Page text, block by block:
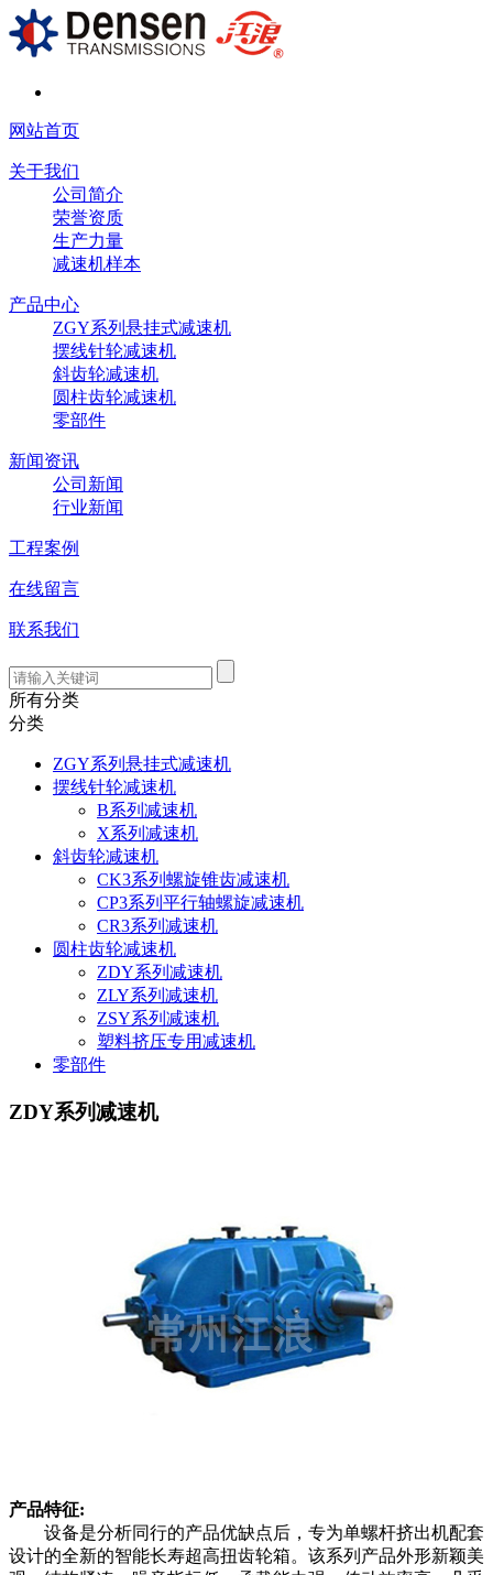
网站首页
关于我们
公司简介
荣誉资质
生产力量
减速机样本
产品中心
ZGY系列悬挂式减速机
摆线针轮减速机
斜齿轮减速机
圆柱齿轮减速机
零部件
新闻资讯
公司新闻
行业新闻
工程案例
在线留言
联系我们
所有分类
分类
ZGY系列悬挂式减速机
摆线针轮减速机
B系列减速机
X系列减速机
斜齿轮减速机
CK3系列螺旋锥齿减速机
CP3系列平行轴螺旋减速机
CR3系列减速机
圆柱齿轮减速机
ZDY系列减速机
ZLY系列减速机
ZSY系列减速机
塑料挤压专用减速机
零部件
ZDY系列减速机
产品特征:
设备是分析同行的产品优缺点后，专为单螺杆挤出机配套
设计的全新的智能长寿超高扭齿轮箱。该系列产品外形新颖美